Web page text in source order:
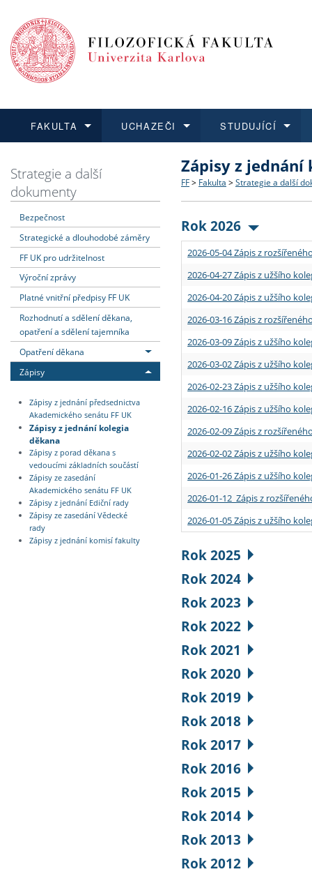
FAKULTA
Dozvědět se více
Struktura a historie
Strategie a další
Podpora a benefity pro
Absolventi fakulty
UCHAZEČI
Podat přihlášku
Co studovat a jak se
Učitelské studijní
Informace k průběhu
STUDUJÍCÍ
Dozvědět se více
Bakalářské a magisterské
Doktorské studium
Rigorózní řízení
Dozvědět se více
O vědě a výzkumu na FF
Akademické kvalifikace
Granty a projekty
Dozvědět se více
Aktuální nabídky a
Vyjíždějící studenti
Přijíždějící studenti
Vyjíždějící zaměstnanci
Strategie a další
dokumenty
Bezpečnost
Strategické a dlouhodobé záměry
FF UK pro udržitelnost
Výroční zprávy
Platné vnitřní předpisy FF UK
Rozhodnutí a sdělení děkana,
opatření a sdělení tajemníka
Opatření děkana
Zápisy
Zápisy z jednání předsednictva
Akademického senátu FF UK
Zápisy z jednání kolegia
děkana
Zápisy z porad děkana s
vedoucími základních součástí
Zápisy ze zasedání
Akademického senátu FF UK
Zápisy z jednání Ediční rady
Zápisy ze zasedání Vědecké
rady
Zápisy z jednání komisí fakulty
Zápisy z jednání
FF > Fakulta > Strategie a další
Rok 2026
2026-05-04 Zápis z
2026-04-27 Zápis z užšího
2026-04-20 Zápis z užšího
2026-03-16 Zápis z
2026-03-09 Zápis z užšího
2026-03-02 Zápis z užšího
2026-02-23 Zápis z užšího
2026-02-16 Zápis z užšího
2026-02-09 Zápis z
2026-02-02 Zápis z užšího
2026-01-26 Zápis z užšího
2026-01-12 Zápis z
2026-01-05 Zápis z užšího
Rok 2025
Rok 2024
Rok 2023
Rok 2022
Rok 2021
Rok 2020
Rok 2019
Rok 2018
Rok 2017
Rok 2016
Rok 2015
Rok 2014
Rok 2013
Rok 2012